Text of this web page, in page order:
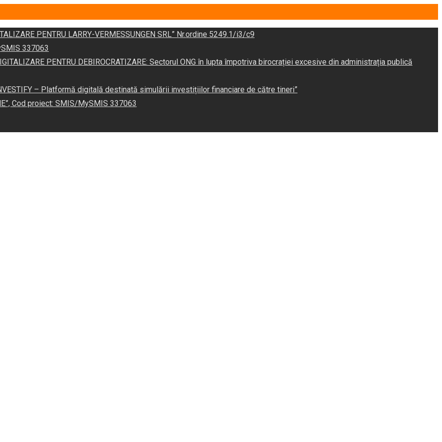
PENTRU LARRY-VERMESSUNGEN SRL” Nr.ordine 5249.1/i3/c9
337063
PENTRU DEBIROCRATIZARE: Sectorul ONG în lupta împotriva birocrației excesive din administrația publică
– Platformă digitală destinată simulării investițiilor financiare de către tineri”
Cod proiect: SMIS/MySMIS 337063